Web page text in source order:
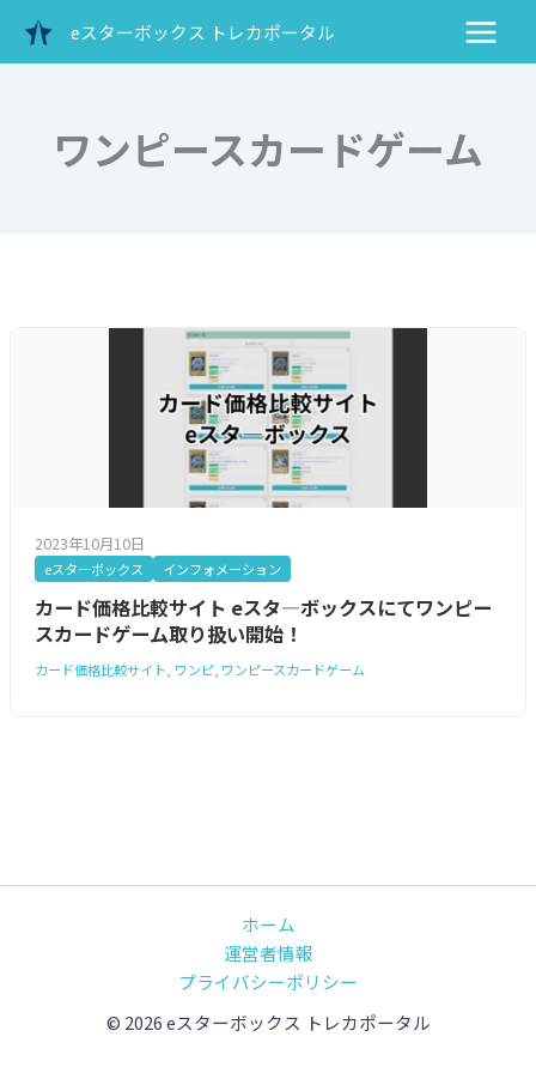
を
eスターボックス トレカポータル
ワンピースカードゲーム
2023年10月10日
eスタ―ボックス インフォメーション
カード価格比較サイト eスタ―ボックスにてワンピー
スカードゲーム取り扱い開始！
カード価格比較サイト ワンピ ワンピースカードゲーム
ホーム
運営者情報
プライバシーポリシー
© 2026 eスターボックス トレカポータル